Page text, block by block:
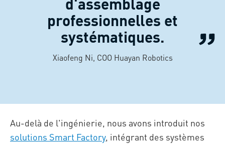
professionnelles et
systématiques.
Xiaofeng Ni, COO Huayan Robotics
Au-delà de l'ingénierie, nous avons introduit nos
solutions Smart Factory, intégrant des systèmes